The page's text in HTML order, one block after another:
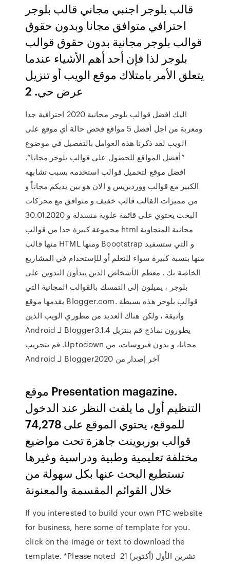
قالب بلوجر اجنبي مجاني قالب بلوجر
احترافي متوافق مجانا وبدون حقوق
قوالب بلوجر مجانية بدون حقوق قوالب
بلوجر لذا فإن أحد أهم الأشياء عندما
يتعلق الأمر بامتلاك موقع الويب أو تنزيل
عرض حي. 2
اليك افضل قوالب بلوجر مجانية 2020 احترافية جدا
ومعربة من اجل أفضل 5 مواقع فحص حالة أي موقع على
الويب لقد ذكرنا هذه العوامل بالتفصيل في موضوع
“أفضل المواقع للحصول على قوالب بلوجر مجانا“.
افضل موقع لتحميل قوالب استخدمه بسبب تشابهه
الكبير مع قوالب ووردبريس و الان هو بين يديكم مجاناً و
من مميزات القالب قالب خفيف و متوافق مع محركات
البحث يحتوي على قائمة علوية منسدلة و 30.01.2020
مجموعة كبيرة جدا من قوالب html مجانية المتجاوبة
منها قالب HTML ومنها Boootstrap و التي ستسفيد
منها بنسبة كبيرة سواء للتعلم أو للإستخدام في المشاريع
الخاصة بك . معظم الأشخاص الذين يبدأون التدوين على
بلوجر ، يميلون إلى التمسك بالقوالب المجانية التي
يقدمها موقع Blogger.com. قوالب بلوجر هذه بسيطة
وأنيقة ، ولكن هناك العديد من مطوري الويب الذين
يطورون نماذج ‫قم بنتزيل Blogger3.1.4 لـ Android
مجانا، و بدون فيروسات، من Uptodown. قم بتجريب
آخر إصدار من Blogger2020 لـ Android
موقع Presentation magazine.
التنظيم أول ما يلفت النظر عند الدخول
للموقع، يحتوي الموقع على 74,278
قوالب بوربوينت جاهزة تحت مواضيع
مختلفة تعليمية وطبية ودراسية وغيرها
تستطيع البحث عنها بكل سهولة من
خلال القوائم المقسمة والمعنونة
If you interested to build your own PTC website
for business, here some of template for you.
click on the image or text to download the
template. *Please noted 21 تشرين الأول (أكتوبر)